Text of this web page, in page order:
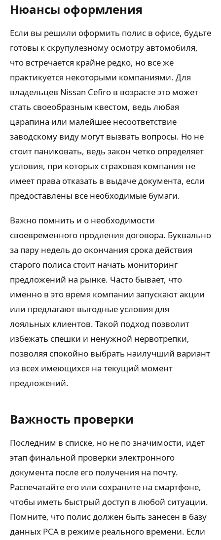
Нюансы оформления
Если вы решили оформить полис в офисе, будьте
готовы к скрупулезному осмотру автомобиля,
что встречается крайне редко, но все же
практикуется некоторыми компаниями. Для
владельцев Nissan Cefiro в возрасте это может
стать своеобразным квестом, ведь любая
царапина или малейшее несоответствие
заводскому виду могут вызвать вопросы. Но не
стоит паниковать, ведь закон четко определяет
условия, при которых страховая компания не
имеет права отказать в выдаче документа, если
предоставлены все необходимые бумаги.
Важно помнить и о необходимости
своевременного продления договора. Буквально
за пару недель до окончания срока действия
старого полиса стоит начать мониторинг
предложений на рынке. Часто бывает, что
именно в это время компании запускают акции
или предлагают выгодные условия для
лояльных клиентов. Такой подход позволит
избежать спешки и ненужной нервотрепки,
позволяя спокойно выбрать наилучший вариант
из всех имеющихся на текущий момент
предложений.
Важность проверки
Последним в списке, но не по значимости, идет
этап финальной проверки электронного
документа после его получения на почту.
Распечатайте его или сохраните на смартфоне,
чтобы иметь быстрый доступ в любой ситуации.
Помните, что полис должен быть занесен в базу
данных РСА в режиме реального времени. Если